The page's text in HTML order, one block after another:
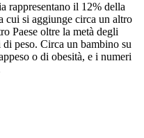
rappresentano il 12% della
cui si aggiunge circa un altro
Paese oltre la metà degli
peso. Circa un bambino su
o di obesità, e i numeri